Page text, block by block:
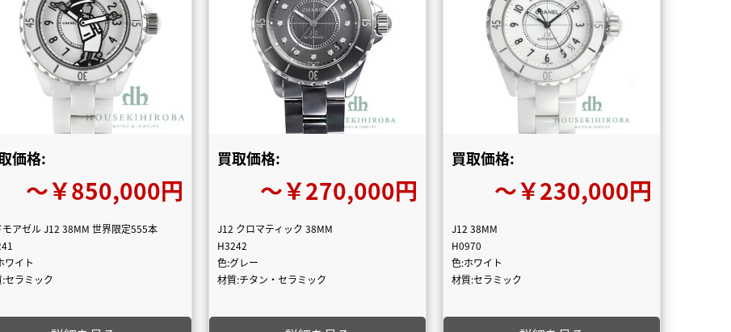
価格:
〜￥850,000円
モアゼル J12 38MM 世界限定555本
ワイト
セラミック
買取価格:
〜￥270,000円
J12 クロマティック 38MM
H3242
色:グレー
材質:チタン・セラミック
買取価格:
〜￥230,000円
J12 38MM
H0970
色:ホワイト
材質:セラミック